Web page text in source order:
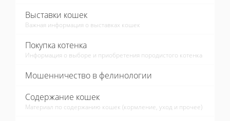
Выставки кошек
Важная информация о выставках кошек
Покупка котенка
Информация о выборе и приобретения породистого котенка
Мошенничество в фелинологии
Содержание кошек
Материал по содержанию кошек (кормление, уход и прочее)